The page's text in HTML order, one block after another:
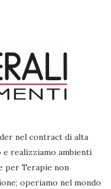
nel contract di alta
realizziamo ambienti
per Terapie non
operiamo nel mondo